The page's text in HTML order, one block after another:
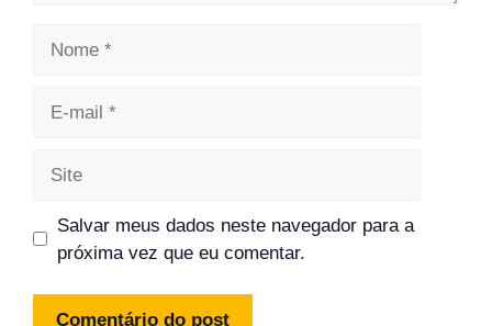
Salvar meus dados neste navegador para a
próxima vez que eu comentar.